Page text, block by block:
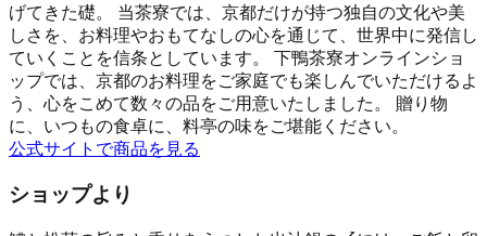
げてきた礎。 当茶寮では、京都だけが持つ独自の文化や美
しさを、お料理やおもてなしの心を通じて、世界中に発信し
ていくことを信条としています。 下鴨茶寮オンラインショ
ップでは、京都のお料理をご家庭でも楽しんでいただけるよ
う、心をこめて数々の品をご用意いたしました。 贈り物
に、いつもの食卓に、料亭の味をご堪能ください。
公式サイトで商品を見る
ショップより